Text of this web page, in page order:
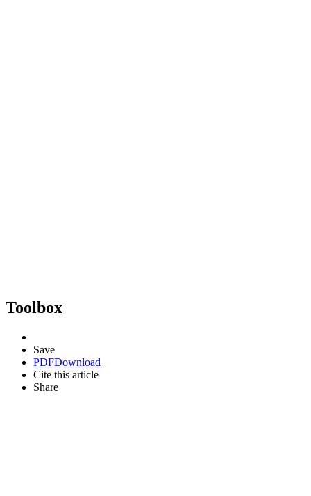
Toolbox
Save
PDFDownload
Cite this article
Share